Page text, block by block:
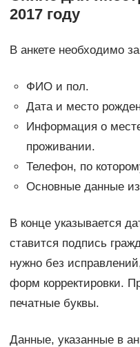
2017 году
В анкете необходимо
ФИО и пол.
Дата и место
Информация о
проживании.
Телефон, по
Основные данные
В конце указывается
ставится подпись
нужно без
форм корректировки.
печатные буквы.
Данные, указанные в